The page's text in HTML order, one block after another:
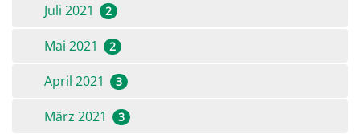
Juli 2021 2
Mai 2021 2
April 2021 3
März 2021 3